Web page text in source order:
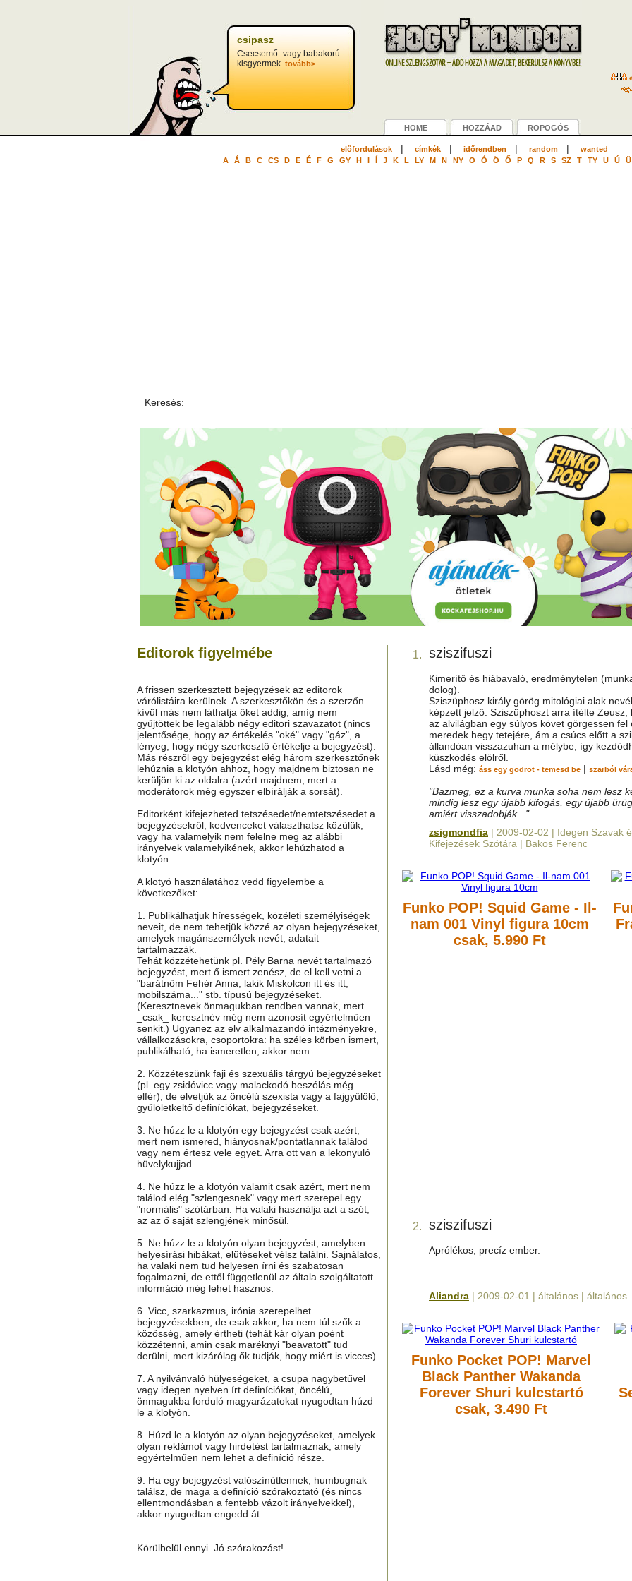
csipasz
Csecsemő- vagy babakorú
kisgyermek. tovább>
HOME HOZZÁAD ROPOGÓS
előfordulások| címkék| időrendben | random|
wanted
A
Á B C CS D E É F G GY H I Í J K L LY M N NY O Ó Ö Ő P Q R S SZ T TY U Ú Ü
Keresés:
Editorok figyelmébe
A frissen szerkesztett bejegyzések az editorok
várólistáira kerülnek. A szerkesztőkön és a szerzőn
kívül más nem láthatja őket addig, amíg nem
gyűjtöttek be legalább négy editori szavazatot (nincs
jelentősége, hogy az értékelés "oké" vagy "gáz", a
lényeg, hogy négy szerkesztő értékelje a bejegyzést).
Más részről egy bejegyzést elég három szerkesztőnek
lehúznia a klotyón ahhoz, hogy majdnem biztosan ne
kerüljön ki az oldalra (azért majdnem, mert a
moderátorok még egyszer elbírálják a sorsát).
Editorként kifejezheted tetszésedet/nemtetszésedet a
bejegyzésekről, kedvenceket választhatsz közülük,
vagy ha valamelyik nem felelne meg az alábbi
irányelvek valamelyikének, akkor lehúzhatod a
klotyón.
A klotyó használatához vedd figyelembe a
következőket:
1. Publikálhatjuk hírességek, közéleti személyiségek
neveit, de nem tehetjük közzé az olyan bejegyzéseket,
amelyek magánszemélyek nevét, adatait
tartalmazzák.
Tehát közzétehetünk pl. Pély Barna nevét tartalmazó
bejegyzést, mert ő ismert zenész, de el kell vetni a
"barátnőm Fehér Anna, lakik Miskolcon itt és itt,
mobilszáma..." stb. típusú bejegyzéseket.
(Keresztnevek önmagukban rendben vannak, mert
_csak_ keresztnév még nem azonosít egyértelműen
senkit.) Ugyanez az elv alkalmazandó intézményekre,
vállalkozásokra, csoportokra: ha széles körben ismert,
publikálható; ha ismeretlen, akkor nem.
2. Közzéteszünk faji és szexuális tárgyú bejegyzéseket
(pl. egy zsidóvicc vagy malackodó beszólás még
elfér), de elvetjük az öncélú szexista vagy a fajgyűlölő,
gyűlöletkeltő definíciókat, bejegyzéseket.
3. Ne húzz le a klotyón egy bejegyzést csak azért,
mert nem ismered, hiányosnak/pontatlannak találod
vagy nem értesz vele egyet. Arra ott van a lekonyuló
hüvelykujjad.
4. Ne húzz le a klotyón valamit csak azért, mert nem
találod elég "szlengesnek" vagy mert szerepel egy
"normális" szótárban. Ha valaki használja azt a szót,
az az ő saját szlengjének minősül.
5. Ne húzz le a klotyón olyan bejegyzést, amelyben
helyesírási hibákat, elütéseket vélsz találni. Sajnálatos,
ha valaki nem tud helyesen írni és szabatosan
fogalmazni, de ettől függetlenül az általa szolgáltatott
információ még lehet hasznos.
6. Vicc, szarkazmus, irónia szerepelhet
bejegyzésekben, de csak akkor, ha nem túl szűk a
közösség, amely értheti (tehát kár olyan poént
közzétenni, amin csak maréknyi "beavatott" tud
derülni, mert kizárólag ők tudják, hogy miért is vicces).
7. A nyilvánvaló hülyeségeket, a csupa nagybetűvel
vagy idegen nyelven írt definíciókat, öncélú,
önmagukba forduló magyarázatokat nyugodtan húzd
le a klotyón.
8. Húzd le a klotyón az olyan bejegyzéseket, amelyek
olyan reklámot vagy hirdetést tartalmaznak, amely
egyértelműen nem lehet a definíció része.
9. Ha egy bejegyzést valószínűtlennek, humbugnak
találsz, de maga a definíció szórakoztató (és nincs
ellentmondásban a fentebb vázolt irányelvekkel),
akkor nyugodtan engedd át.
Körülbelül ennyi. Jó szórakozást!
1. sziszifuszi
Kimerítő és hiábavaló, eredménytelen
dolog).
Sziszüphosz király görög mitológiai alak
képzett jelző. Sziszüphoszt arra ítélte Zeusz,
az alvilágban egy súlyos követ görgessen fel
meredek hegy tetejére, ám a csúcs előtt a
állandóan visszazuhan a mélybe, így
küszködés elölről.
Lásd még: áss egy gödröt - temesd be | szarból
"Bazmeg, ez a kurva munka soha nem lesz
mindig lesz egy újabb kifogás, egy újabb
amiért visszadobják..."
zsigmondfia | 2009-02-02 | Idegen Szavak
Kifejezések Szótára | Bakos Ferenc
Funko POP! Squid Game - Il-
nam 001 Vinyl figura 10cm
csak, 5.990 Ft
2. sziszifuszi
Aprólékos, precíz ember.
Aliandra | 2009-02-01 | általános | általános
Funko Pocket POP! Marvel
Black Panther Wakanda
Forever Shuri kulcstartó
csak, 3.490 Ft